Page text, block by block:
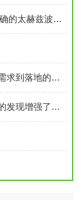
太赫兹时域光谱仪THz-TDS能够提供准确的太赫兹波时域和频域信息
光纤光栅飞秒脉冲展宽器选购指南：从需求到落地的关键考量
新型砷化镓等离子体太赫兹探测器：新的发现增强了频率响应优化的能力